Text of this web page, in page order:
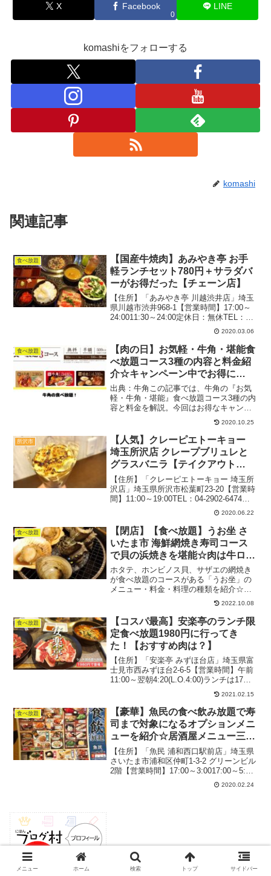
X Facebook
0
LINE
komashiをフォローする
komashi
関連記事
食べ放題
【国産牛焼肉】あみやき亭 お手
軽ランチセット780円＋サラダバ
ーがお得だった【チェーン店】
【住所】「あみやき亭 川越渋井店」埼玉
県川越市渋井968-1【営業時間】17:00～
24:0011:30～24:00定休日：無休TEL：
049-230-2929100席テーブル席、座敷有り
駐車場：あり禁煙2020.2月（週末）：11
時半過ぎ...
2020.03.06
食べ放題
【肉の日】お気軽・牛角・堪能食
べ放題コース3種の内容と料金紹
介☆キャンペーン中でお得に
♪【イベント】
出典：牛角この記事では、牛角の『お気
軽・牛角・堪能』食べ放題コース3種の内
容と料金を解説。今回はお得なキャンペ
ーンに合わせ、どんなメニューがあるの
かを確認できるようにしました！1ページ
で全てのコースをチェックできるので、
焼肉食べ放題に行きた...
2020.10.25
所沢市
【人気】クレーピエトーキョー
埼玉所沢店 クレープブリュレと
グラスバニラ【テイクアウト
OK】
【住所】「クレーピエトーキョー 埼玉所
沢店」埼玉県所沢市松葉町23-20【営業時
間】11:00～19:00TEL：04-2902-6474カ
ウンター席も若干数あり駐車場：なし
2020.6月（週末）：16時過ぎ3組待ち関
連：デザート＆お菓子の...
2020.06.22
食べ放題
【閉店】【食べ放題】うお坐 さ
いたま市 海鮮網焼き寿司コース
で貝の浜焼きを堪能☆肉は牛ロー
スで至れり尽くせり【個室】
ホタテ、ホンビノス貝、サザエの網焼き
が食べ放題のコースがある「うお坐」の
メニュー・料金・料理の種類を紹介☆埼
玉でも気軽に浜焼き体験ができる個室予
2022.10.08
食べ放題
【コスパ最高】安楽亭のランチ限
定食べ放題1980円に行ってき
た！【おすすめ肉は？】
【住所】「安楽亭 みずほ台店」埼玉県富
士見市西みずほ台2-6-5【営業時間】午前
11:00～翌朝4:20(L.O.4:00)ランチは17：
00まで定休日：とくになしTEL：049-
251-7397小上がり席有り駐車場：23台
2021.2月（...
2021.02.15
食べ放題
【豪華】魚民の食べ飲み放題で寿
司まで対象になるオプションメニ
ューを紹介☆居酒屋メニュー三昧
♪【満足】
【住所】「魚民 浦和西口駅前店」埼玉県
さいたま市浦和区仲町1-3-2 グリーンビル
2階【営業時間】17:00～3:0017:00～5:00
定休日：特になしTEL：048-822-0688168
席個室有り駐車場：なし分煙2020.2月
2020.02.24
メニュー ホーム 検索 トップ サイドバー